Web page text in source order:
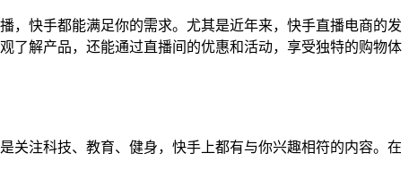
，快手都能满足你的需求。尤其是近年来，快手直播电商的发
了解产品，还能通过直播间的优惠和活动，享受独特的购物体
关注科技、教育、健身，快手上都有与你兴趣相符的内容。在